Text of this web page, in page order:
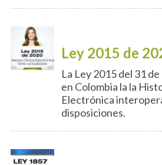
Ley 2015 de
La Ley 2015 del 31
en Colombia la la
Electrónica
disposiciones.